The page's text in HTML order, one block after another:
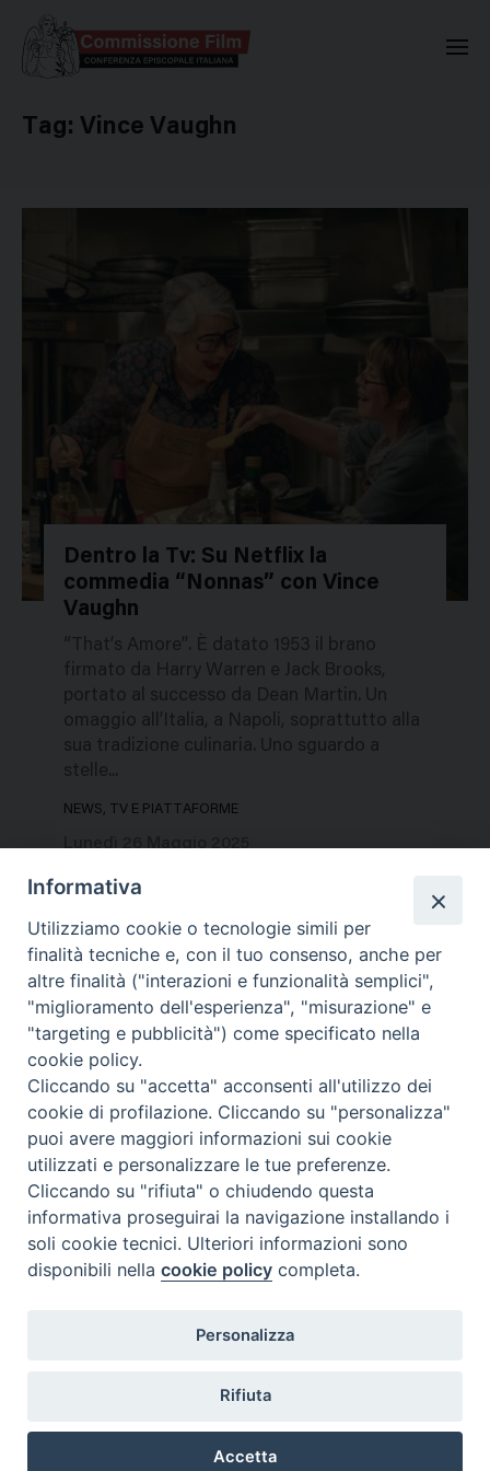
Tag: Vince Vaughn
731115
Dentro la Tv: Su Netflix la
commedia “Nonnas” con Vince
Vaughn
“That’s Amore”. È datato 1953 il brano
firmato da Harry Warren e Jack Brooks,
portato al successo da Dean Martin. Un
omaggio all’Italia, a Napoli, soprattutto alla
sua tradizione culinaria. Uno sguardo a
stelle...
NEWS, TV E PIATTAFORME
Contatti & Info
C.ne Aurelia, 50 – 00165 Roma
Contatti
Scrivi a: cnvf@chiesacattolica.it
Informativa
Utilizziamo cookie o tecnologie simili per
finalità tecniche e, con il tuo consenso, anche per
altre finalità ("interazioni e funzionalità semplici",
"miglioramento dell'esperienza", "misurazione" e
"targeting e pubblicità") come specificato nella
cookie policy.
Cliccando su "accetta" acconsenti all'utilizzo dei
cookie di profilazione. Cliccando su "personalizza"
puoi avere maggiori informazioni sui cookie
utilizzati e personalizzare le tue preferenze.
Cliccando su "rifiuta" o chiudendo questa
informativa proseguirai la navigazione installando i
soli cookie tecnici. Ulteriori informazioni sono
disponibili nellacookie policy completa.
Personalizza
Rifiuta
Accetta